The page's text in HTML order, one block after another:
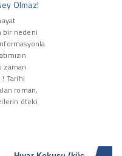
Olmaz!
bir nedeni
zaman
! Tarihi
roman,
öteki